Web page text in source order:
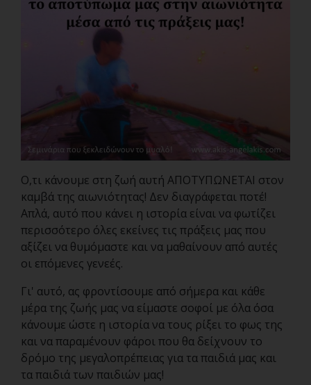
Ο,τι κάνουμε στη ζωή αυτή ΑΠΟΤΥΠΩΝΕΤΑΙ στον
καμβά της αιωνιότητας! Δεν διαγράφεται ποτέ!
Απλά, αυτό που κάνει η ιστορία είναι να φωτίζει
περισσότερο όλες εκείνες τις πράξεις μας που
αξίζει να θυμόμαστε και να μαθαίνουν από αυτές
οι επόμενες γενεές.
Γι' αυτό, ας φροντίσουμε από σήμερα και κάθε
μέρα της ζωής μας να είμαστε σοφοί με όλα όσα
κάνουμε ώστε η ιστορία να τους ρίξει το φως της
και να παραμένουν φάροι που θα δείχνουν το
δρόμο της μεγαλοπρέπειας για τα παιδιά μας και
τα παιδιά των παιδιών μας!